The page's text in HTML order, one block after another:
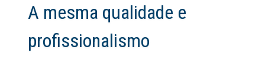
A mesma qualidade e
profissionalismo